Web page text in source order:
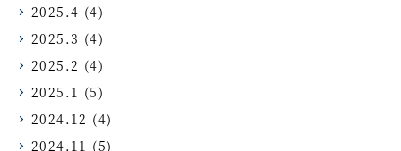
2025.4 (4)
2025.3 (4)
2025.2 (4)
2025.1 (5)
2024.12 (4)
2024.11 (5)